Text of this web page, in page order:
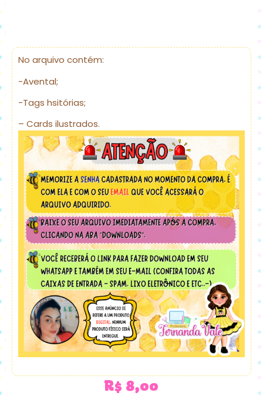
No arquivo contém:
-Avental;
-Tags hsitórias;
– Cards ilustrados.
R$ 8,00